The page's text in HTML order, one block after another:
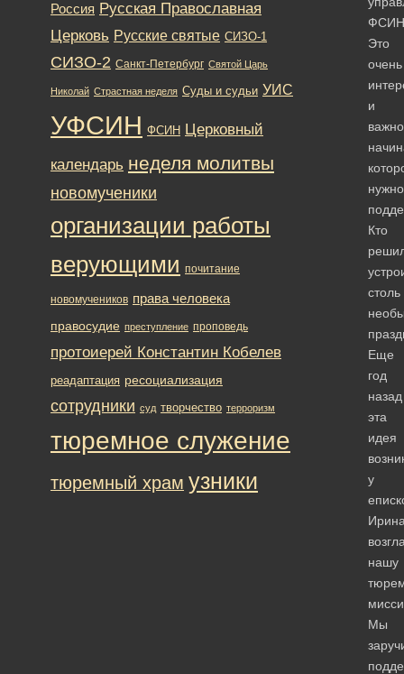
Это
очень
и
нужно
Кто
столь
Еще
год
назад
эта
идея
у
нашу
Мы
Россия Русская Православная
Церковь Русские святые СИЗО-1
СИЗО-2 Санкт-Петербург Святой Царь
Николай Страстная неделя Суды и судьи УИС
УФСИН ФСИН Церковный
календарь неделя молитвы
новомученики
организации работы
верующими почитание
новомучеников права человека
правосудие преступление проповедь
протоиерей Константин Кобелев
реадаптация ресоциализация
сотрудники суд творчество терроризм
тюремное служение
тюремный храм узники